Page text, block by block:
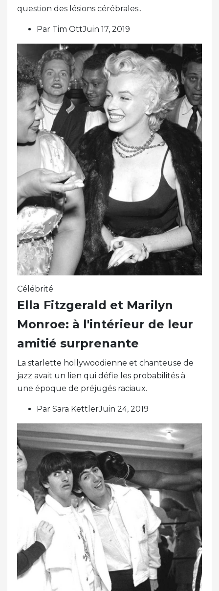
question des lésions cérébrales..
Par Tim OttJuin 17, 2019
Célébrité
Ella Fitzgerald et Marilyn
Monroe: à l'intérieur de leur
amitié surprenante
La starlette hollywoodienne et chanteuse de
jazz avait un lien qui défie les probabilités à
une époque de préjugés raciaux.
Par Sara KettlerJuin 24, 2019